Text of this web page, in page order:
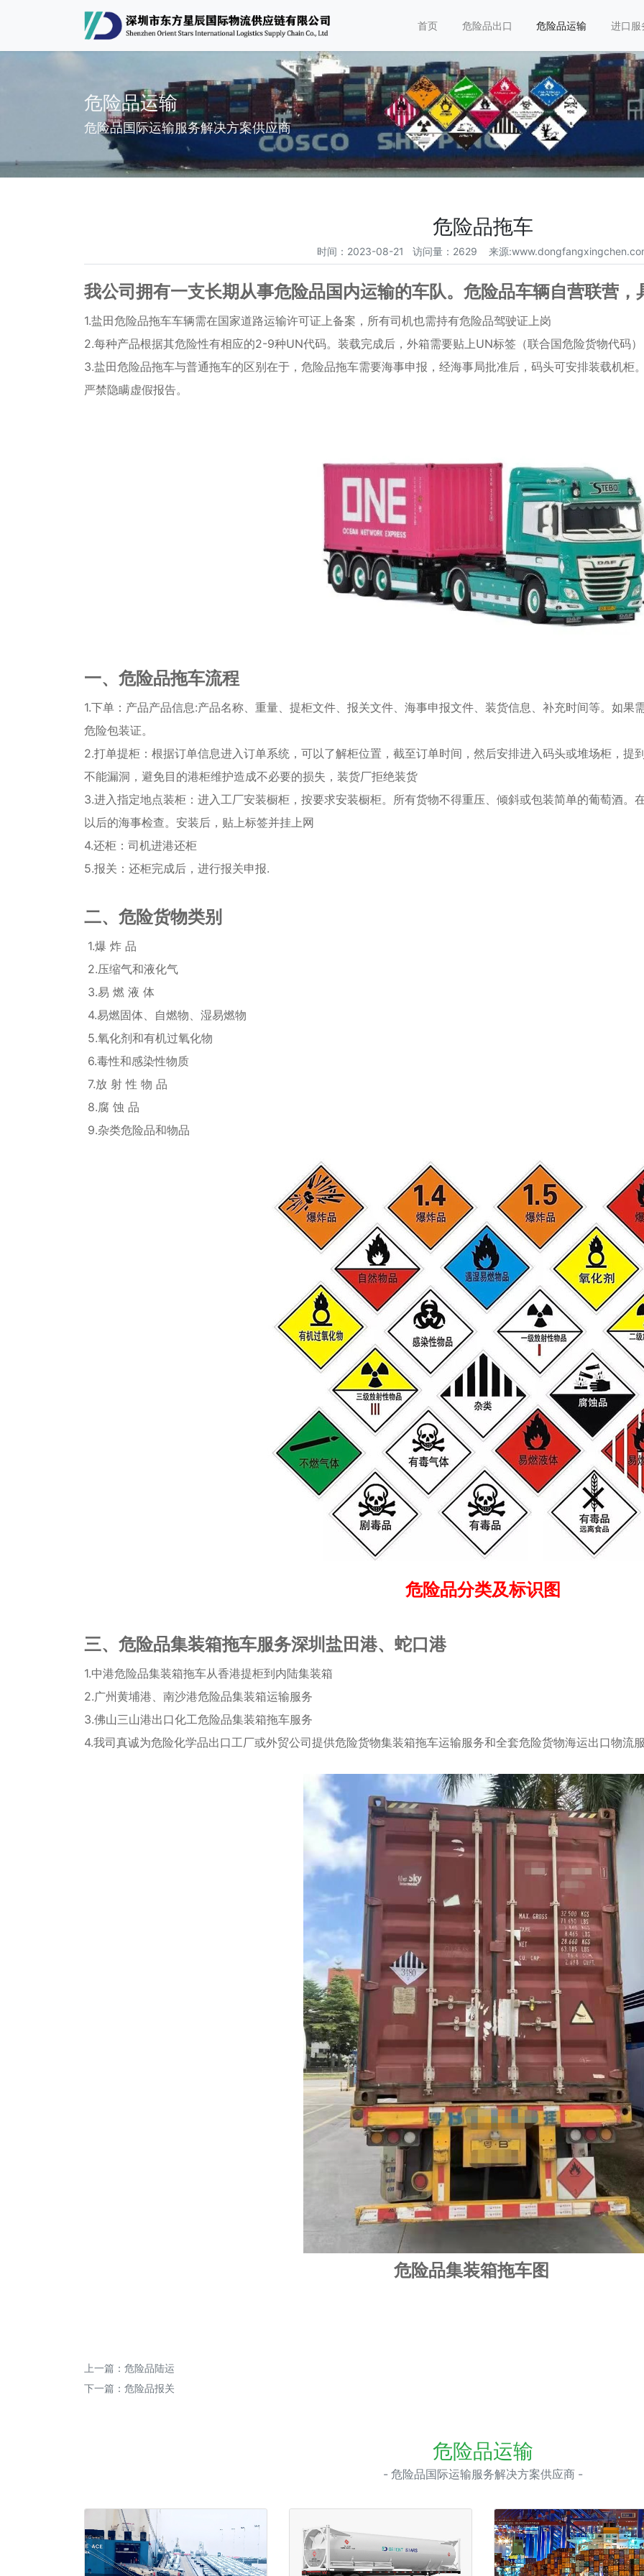
首页 危险品出口 危险品运输 进口服
危险品运输
危险品国际运输服务解决方案供应商
危险品拖车
时间：2023-08-21 访问量：2629 来源
我公司拥有一支长期从事危险品国内运输的车队。危险品车辆自营联营
1.盐田危险品拖车车辆需在国家道路运输许可证上备案，所有司机也需持有危险品驾驶证上岗
2.每种产品根据其危险性有相应的2-9种UN代码。装载完成后，外箱需要贴上UN标签（联合国危险货物代码
3.盐田危险品拖车与普通拖车的区别在于，危险品拖车需要海事申报，经海事局批准后，码头可安排装载机柜
严禁隐瞒虚假报告。
一、危险品拖车流程
1.下单：产品产品信息:产品名称、重量、提柜文件、报关文件、海事申报文件、装货信息、补充时间等。如果
危险包装证。
2.打单提柜：根据订单信息进入订单系统，可以了解柜位置，截至订单时间，然后安排进入码头或堆场柜，提
不能漏洞，避免目的港柜维护造成不必要的损失，装货厂拒绝装货
3.进入指定地点装柜：进入工厂安装橱柜，按要求安装橱柜。所有货物不得重压、倾斜或包装简单的葡萄酒。
以后的海事检查。安装后，贴上标签并挂上网
4.还柜：司机进港还柜
5.报关：还柜完成后，进行报关申报.
二、危险货物类别
1.爆 炸 品
2.压缩气和液化气
3.易 燃 液 体
4.易燃固体、自燃物、湿易燃物
5.氧化剂和有机过氧化物
6.毒性和感染性物质
7.放 射 性 物 品
8.腐 蚀 品
9.杂类危险品和物品
危险品分类及标识图
三、 危险品集装箱拖车服务深圳盐田港、蛇口港
1.中港危险品集装箱拖车从香港提柜到内陆集装箱
2.广州黄埔港、南沙港危险品集装箱运输服务
3.佛山三山港出口化工危险品集装箱拖车服务
4.我司真诚为危险化学品出口工厂或外贸公司提供危险货物集装箱拖车运输服务和全套危险货物海运出口物
危险品集装箱拖车图
上一篇： 危险品陆运
下一篇： 危险品报关
危险品运输
- 危险品国际运输服务解决方案供应商 -